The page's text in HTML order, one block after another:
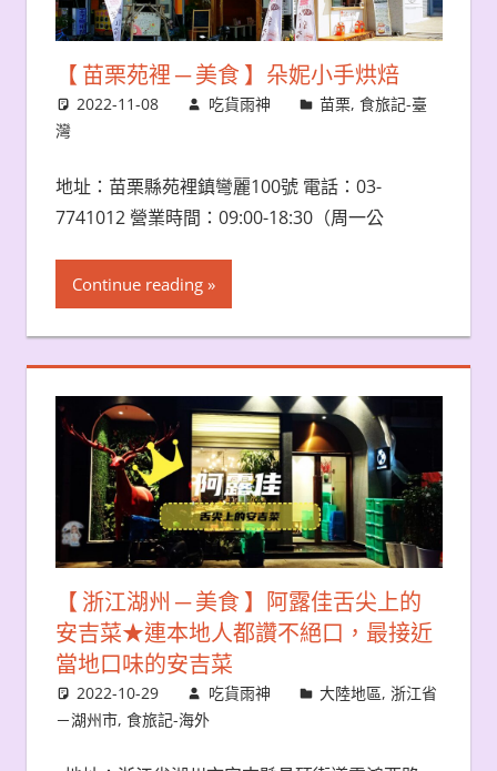
【 苗栗苑裡 ─ 美食 】朵妮小手烘焙
2022-11-08 吃貨雨神 苗栗,食旅記-臺
灣
地址：苗栗縣苑裡鎮彎麗100號 電話：03-
7741012 營業時間：09:00-18:30（周一公
Continue reading
【 浙江湖州 ─ 美食 】阿露佳舌尖上的
安吉菜★連本地人都讚不絕口，最接近
當地口味的安吉菜
2022-10-29 吃貨雨神 大陸地區,浙江省
－湖州市, 食旅記-海外